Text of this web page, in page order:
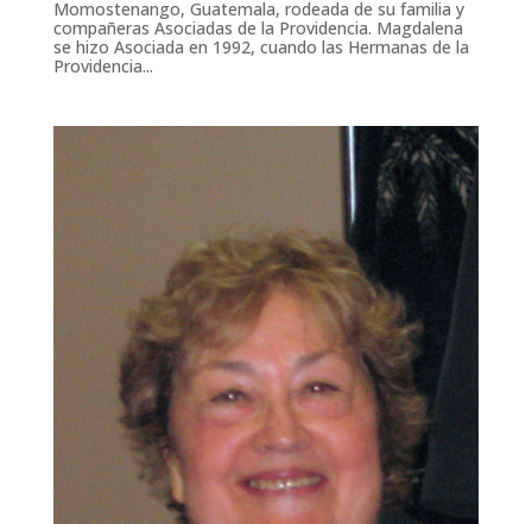
Momostenango, Guatemala, rodeada de su familia y
compañeras Asociadas de la Providencia. Magdalena
se hizo Asociada en 1992, cuando las Hermanas de la
Providencia...